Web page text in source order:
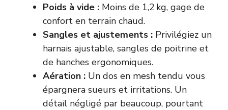
Poids à vide : Moins de 1,2 kg, gage de
confort en terrain chaud.
Sangles et ajustements : Privilégiez un
harnais ajustable, sangles de poitrine et
de hanches ergonomiques.
Aération : Un dos en mesh tendu vous
épargnera sueurs et irritations. Un
détail négligé par beaucoup, pourtant